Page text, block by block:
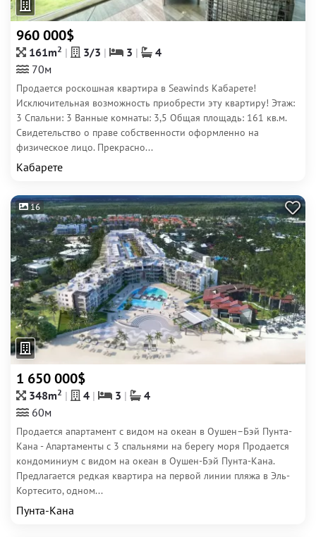
960 000$
161m2 3/3 3
4
70м
Продается роскошная квартира в Seawinds Кабарете!
Исключительная возможность приобрести эту квартиру! Этаж:
3 Спальни: 3 Ванные комнаты: 3,5 Общая площадь: 161 кв.м.
Свидетельство о праве собственности оформленно на
физическое лицо. Прекрасно...
Кабарете
16
1 650 000$
348m2 4 3
4
60м
Продается апартамент с видом на океан в Оушен–Бэй Пунта-
Кана - Апартаменты с 3 спальнями на берегу моря Продается
кондоминиум с видом на океан в Оушен-Бэй Пунта-Кана.
Предлагается редкая квартира на первой линии пляжа в Эль-
Кортесито, одном...
Пунта-Кана